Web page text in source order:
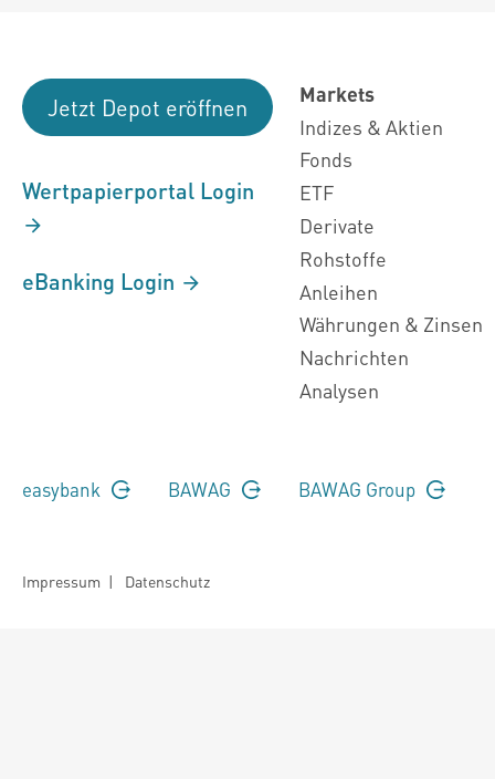
Jetzt Depot eröffnen
Wertpapierportal Login
eBanking Login
Markets
Indizes & Aktien
Fonds
ETF
Derivate
Rohstoffe
Anleihen
Währungen & Zinsen
Nachrichten
Analysen
easybank BAWAG BAWAG Group
Impressum | Datenschutz